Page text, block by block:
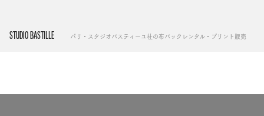
STUDIO BASTILLE パリ・スタジオバスティーユ社の布バックレンタル・プリント販売